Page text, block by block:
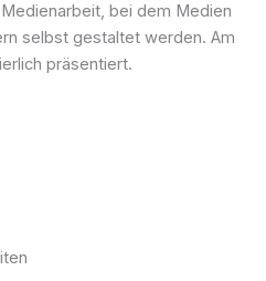
bei dem Medi­en
selbst gestal­tet wer­den. Am
präsentiert.